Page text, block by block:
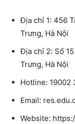
Địa chỉ 1: 456
Trưng, Hà Nội
Địa chỉ 2: Số
Trưng, Hà Nội
Hotline: 19002
Email:
Website: